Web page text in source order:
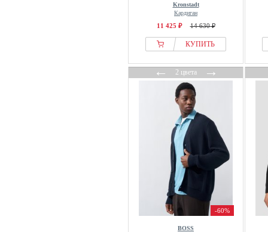
Kronstadt
Кардиган
11 425 ₽ 14 630 ₽
КУПИТЬ
←2 цвета→
-60%
BOSS